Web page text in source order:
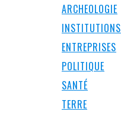
ARCHEOLOGIE
INSTITUTIONS
ENTREPRISES
POLITIQUE
SANTÉ
TERRE